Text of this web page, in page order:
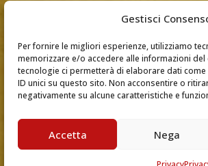
Gestisci
Per fornire le migliori esperienze, utilizziamo
memorizzare e/o accedere alle informazioni
tecnologie ci permetterà di elaborare dati
ID unici su questo sito. Non acconsentire o
negativamente su alcune caratteristiche e
Accetta Nega